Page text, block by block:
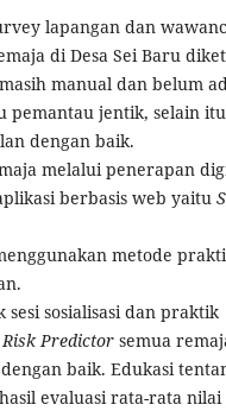
lapangan dan
di Desa Sei Baru
manual dan belum
pemantau jentik, selain
dengan baik.
melalui penerapan
berbasis web yaitu
metode
sosialisasi dan praktik
Predictor semua
baik. Edukasi
evaluasi rata-rata nilai